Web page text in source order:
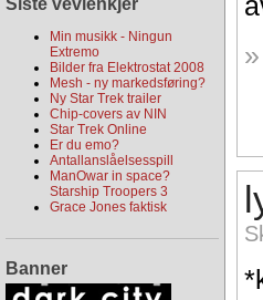
Siste vevlenkjer
Min musikk - Ningun
Extremo
Bilder fra Elektrostat 2008
Mesh - ny markedsføring?
Ny Star Trek trailer
Chip-covers av NIN
Star Trek Online
Er du emo?
Antallanslåelsesspill
ManOwar in space?
Starship Troopers 3
Grace Jones faktisk
Banner
»